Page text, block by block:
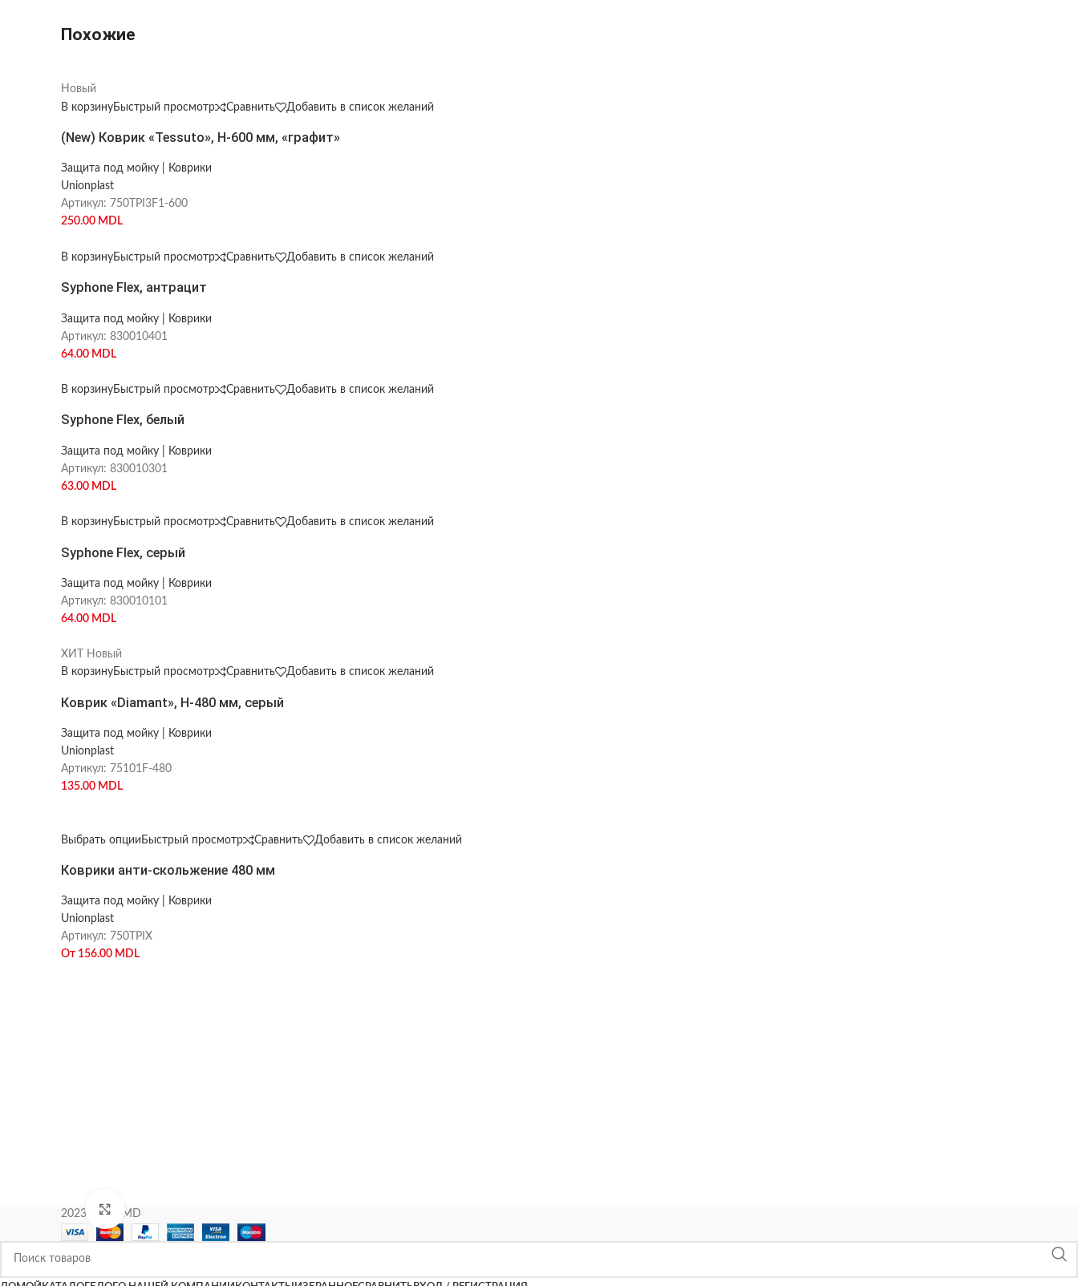
Нажмите, чтобы увеличить
Похожие
Новый
В корзинуБыстрый просмотр Сравнить Добавить в список желаний
(New) Коврик «Tessuto», Н-600 мм, «графит»
Защита под мойку | Коврики
Unionplast
Артикул: 750TPI3F1-600
250.00 MDL
В корзинуБыстрый просмотр Сравнить Добавить в список желаний
Syphone Flex, антрацит
Защита под мойку | Коврики
Артикул: 830010401
64.00 MDL
В корзинуБыстрый просмотр Сравнить Добавить в список желаний
Syphone Flex, белый
Защита под мойку | Коврики
Артикул: 830010301
63.00 MDL
В корзинуБыстрый просмотр Сравнить Добавить в список желаний
Syphone Flex, серый
Защита под мойку | Коврики
Артикул: 830010101
64.00 MDL
ХИТ
Новый
В корзинуБыстрый просмотр Сравнить Добавить в список желаний
Коврик «Diamant», Н-480 мм, серый
Защита под мойку | Коврики
Unionplast
Артикул: 75101F-480
135.00 MDL
Выбрать опции Быстрый просмотр Сравнить Добавить в список желаний
Коврики анти-скольжение 480 мм
Защита под мойку | Коврики
Unionplast
Артикул: 750TPIX
От 156.00 MDL
2023 KIPAS.MD